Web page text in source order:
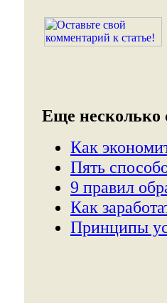
Еще несколько
Как
Пять
9 правил
Как
Принципы